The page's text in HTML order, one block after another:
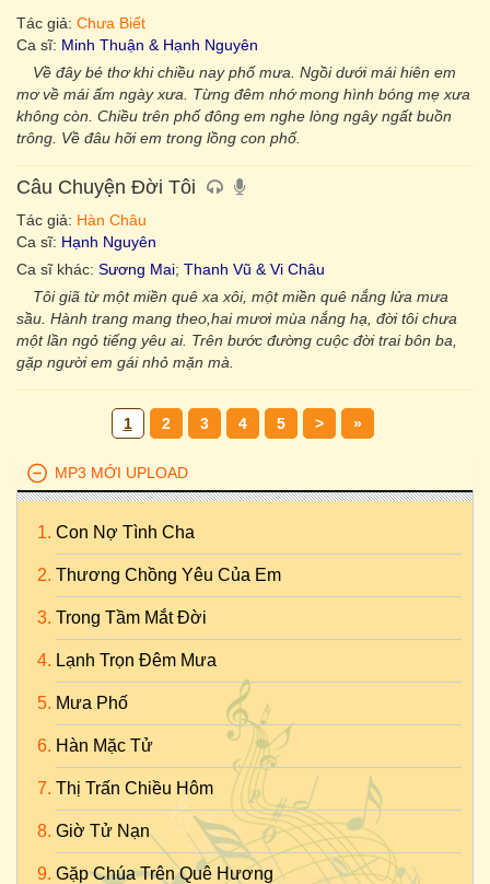
Tác giả: Chưa Biết
Ca sĩ: Minh Thuận & Hạnh Nguyên
Về đây bé thơ khi chiều nay phố mưa. Ngồi dưới mái hiên em
mơ về mái ấm ngày xưa. Từng đêm nhớ mong hình bóng mẹ xưa
không còn. Chiều trên phố đông em nghe lòng ngây ngất buồn
trông. Về đâu hỡi em trong lồng con phố.
Câu Chuyện Đời Tôi
Tác giả: Hàn Châu
Ca sĩ: Hạnh Nguyên
Ca sĩ khác: Sương Mai; Thanh Vũ & Vi Châu
Tôi giã từ một miền quê xa xôi, một miền quê nắng lửa mưa
sầu. Hành trang mang theo,hai mươi mùa nắng hạ, đời tôi chưa
một lần ngỏ tiếng yêu ai. Trên bước đường cuộc đời trai bôn ba,
gặp người em gái nhỏ mặn mà.
1 2 3 4 5 > »
MP3 MỚI UPLOAD
Con Nợ Tình Cha
Thương Chồng Yêu Của Em
Trong Tầm Mắt Đời
Lạnh Trọn Đêm Mưa
Mưa Phố
Hàn Mặc Tử
Thị Trấn Chiều Hôm
Giờ Tử Nạn
Gặp Chúa Trên Quê Hương